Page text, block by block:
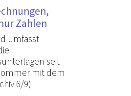
Zahlen
umfasst
seit
mit dem
6/9)